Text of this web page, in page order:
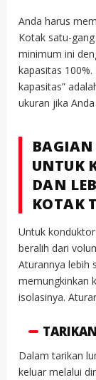
Anda harus
Kotak satu-
minimum ini
kapasitas
kapasitas”
ukuran jika
BAGIAN
UNTUK
DAN
KOTAK
Untuk
beralih dari
Aturannya lebih
memungkinkan
isolasinya.
Dalam tarikan
keluar melalui